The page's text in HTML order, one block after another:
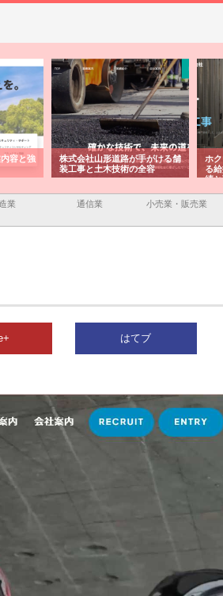
ける舗
ホクシン設備株式会社が手がけ
る給排水空調消火設備工事の実
績と強み
株
の
入
業 通信業 小売業・販売業
はてブ